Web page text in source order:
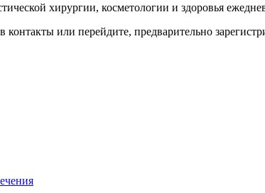
хирургии, косметологии и здоровья
контакты или перейдите, предварительно